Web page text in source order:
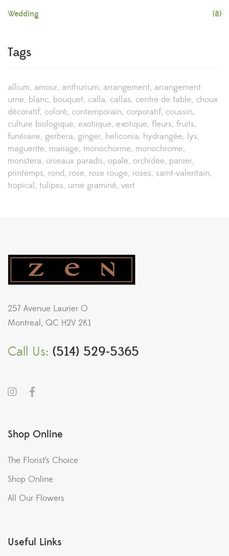
Wedding (8)
Tags
allium amour anthurium arrangement arrangement
urne blanc bouquet calla callas centre de table choux
décoratif coloré contemporain corporatif coussin
culture biologique exotiique exotique fleurs fruits
funéraire gerbera ginger heliconia hydrangée lys
maguerite mariage monochorme monochrome
monstera oiseaux paradis opale orchidée panier
printemps rond rose rose rouge roses saint-valentain
tropical tulipes urne graminé vert
257 Avenue Laurier O
Montreal, QC H2V 2K1
Call Us: (514) 529-5365
Shop Online
The Florist’s Choice
Shop Online
All Our Flowers
Useful Links